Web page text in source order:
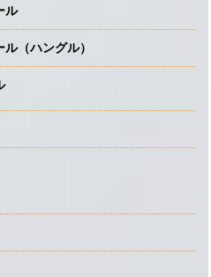
ル
（ハングル）